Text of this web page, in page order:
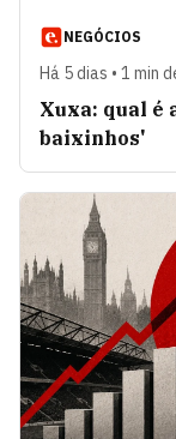
NEGÓCIOS
Há 5 dias • 1 min
Xuxa: qual é
baixinhos'